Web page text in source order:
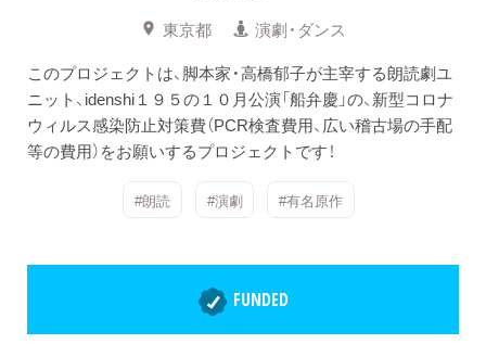
東京都
演劇・ダンス
このプロジェクトは、脚本家・高橋郁子が主宰する朗読劇ユ
ニット、idenshi１９５の１０月公演「船弁慶」の、新型コロナ
ウィルス感染防止対策費（PCR検査費用、広い稽古場の手配
等の費用）をお願いするプロジェクトです！
#朗読 #演劇 #有名原作
FUNDED